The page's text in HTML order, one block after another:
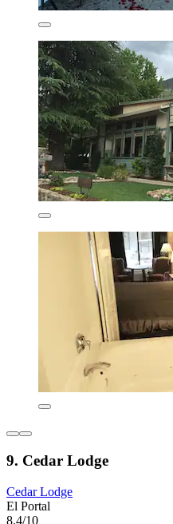
9. Cedar Lodge
Cedar Lodge
El Portal
8.4/10